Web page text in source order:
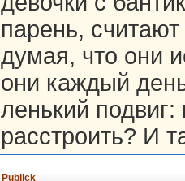
парень,
думая, что они
они каждый
ленький подвиг:
расстроить? И
Publick